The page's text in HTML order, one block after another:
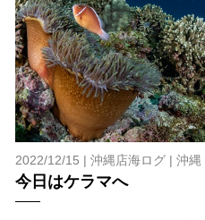
2022/12/15 | 沖縄店海ログ| 沖縄
今日はケラマへ
承諾しました。
危険の告知
ホエールスイムは、通常のス
ラとの接触によってトラブル
す。さらに、流れのある海上